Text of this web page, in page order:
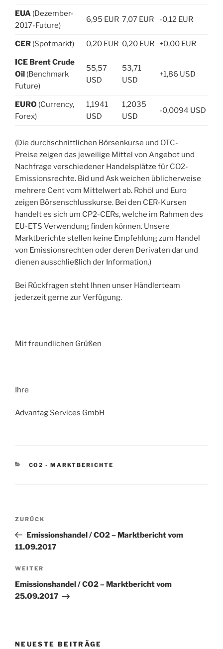
EUA (Dezember-
2017-Future)
6,95 EUR 7,07 EUR -0,12 EUR
CER (Spotmarkt) 0,20 EUR 0,20 EUR +0,00 EUR
ICE Brent Crude
Oil (Benchmark
Future)
55,57
USD
53,71
USD
+1,86 USD
EURO (Currency,
Forex)
1,1941
USD
1,2035
USD
-0,0094 USD
(Die durchschnittlichen Börsenkurse und OTC-
Preise zeigen das jeweilige Mittel von Angebot und
Nachfrage verschiedener Handelsplätze für CO2-
Emissionsrechte. Bid und Ask weichen üblicherweise
mehrere Cent vom Mittelwert ab. Rohöl und Euro
zeigen Börsenschlusskurse. Bei den CER-Kursen
handelt es sich um CP2-CERs, welche im Rahmen des
EU-ETS Verwendung finden können. Unsere
Marktberichte stellen keine Empfehlung zum Handel
von Emissionsrechten oder deren Derivaten dar und
dienen ausschließlich der Information.)
Bei Rückfragen steht Ihnen unser Händlerteam
jederzeit gerne zur Verfügung.
Mit freundlichen Grüßen
Ihre
Advantag Services GmbH
KATEGORIEN
CO2 - MARKTBERICHTE
Beitragsnavigation
Vorheriger
Beitrag
ZURÜCK
Emissionshandel / CO2 – Marktbericht vom
11.09.2017
Nächster
Beitrag
WEITER
Emissionshandel / CO2 – Marktbericht vom
25.09.2017
NEUESTE BEITRÄGE